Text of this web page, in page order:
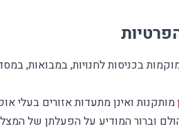
בכניסות לחנויות, במבואות,
מותקנות ואינן מתעדות אזורים בעלי
וברור המודיע על הפעלתן של